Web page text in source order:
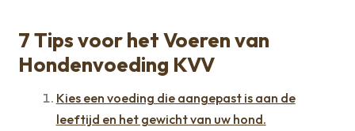
7 Tips voor het Voeren van
Hondenvoeding KVV
Kies een voeding die aangepast is aan de
leeftijd en het gewicht van uw hond.